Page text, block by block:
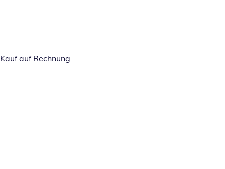
Kauf auf Rechnung